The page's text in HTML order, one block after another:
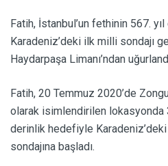
Fatih, İstanbul’un fethinin 567.
Karadeniz’deki ilk milli sondajı
Haydarpaşa Limanı’ndan
Fatih, 20 Temmuz 2020’de
olarak isimlendirilen lokasyonda
derinlik hedefiyle
sondajına başladı.